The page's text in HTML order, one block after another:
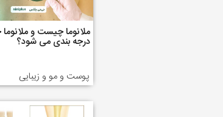
ملانوما چیست و
درجه بندی می شود؟
پوست و مو و زیبایی